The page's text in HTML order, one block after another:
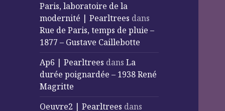
Paris, laboratoire de la
modernité | Pearltrees dans
Rue de Paris, temps de pluie –
1877 – Gustave Caillebotte
Ap6 | Pearltrees dansLa
durée poignardée – 1938 René
Magritte
Oeuvre2 | Pearltrees dans